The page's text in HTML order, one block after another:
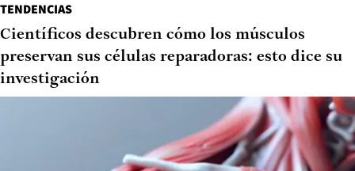
TENDENCIAS
Científicos descubren cómo los músculos
preservan sus células reparadoras: esto dice su
investigación